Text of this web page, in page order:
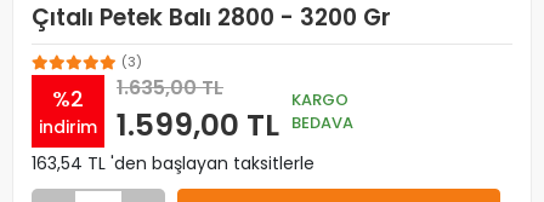
Çıtalı Petek Balı 2800 - 3200 Gr
(3)
%2
indirim
1.635,00 TL
1.599,00 TL
KARGO
BEDAVA
163,54 TL 'den başlayan taksitlerle